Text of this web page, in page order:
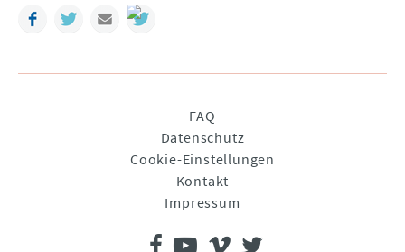
FacebookTwitterMail
FAQ
Datenschutz
Cookie-Einstellungen
Kontakt
Impressum